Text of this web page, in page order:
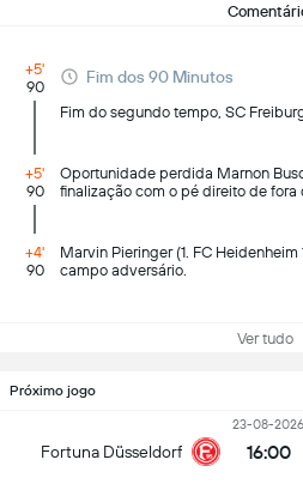
+5'
90
Fim dos 90 Minutos
Fim do segundo tempo, SC
+5'
90
Oportunidade perdida Marnon
finalização com o pé direito de fora
+4'
90
Marvin Pieringer (1. FC
campo adversário.
Ver tudo
Próximo jogo
Fortuna Düsseldorf
23-08-2026
16:00